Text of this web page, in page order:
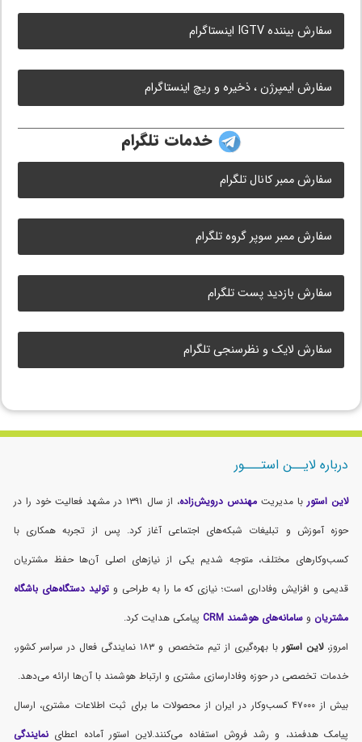
سفارش بیننده IGTV اینستاگرام
سفارش ایمپرژن ، ذخیره و ریچ اینستاگرام
خدمات تلگرام
سفارش ممبر کانال تلگرام
سفارش ممبر سوپر گروه تلگرام
سفارش بازدید پست تلگرام
سفارش لایک و نظرسنجی تلگرام